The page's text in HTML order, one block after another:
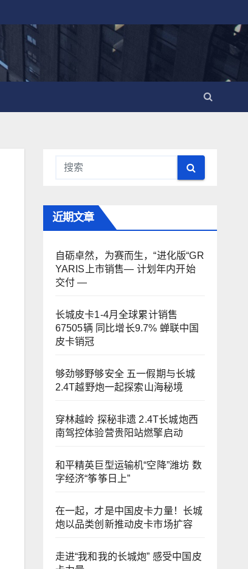
近期文章
自砺卓然，为赛而生，“进化版“GR
YARIS上市销售— 计划年内开始
交付 —
长城皮卡1-4月全球累计销售
67505辆 同比增长9.7% 蝉联中国
皮卡销冠
够劲够野够安全 五一假期与长城
2.4T越野炮一起探索山海秘境
穿林越岭 探秘非遗 2.4T长城炮西
南驾控体验营贵阳站燃擎启动
和平精英巨型运输机“空降”潍坊 数
字经济“筝筝日上”
在一起，才是中国皮卡力量！长城
炮以品类创新推动皮卡市场扩容
走进“我和我的长城炮” 感受中国皮